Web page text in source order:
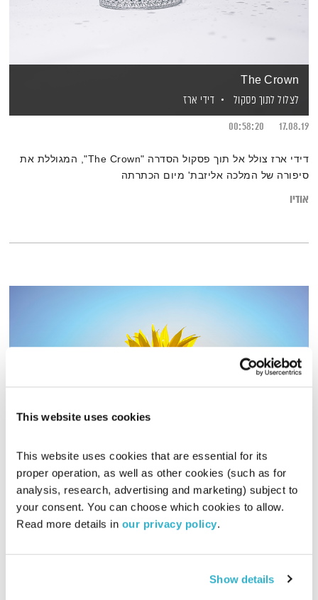
This website uses cookies
This website uses cookies that are essential for its
proper operation, as well as other cookies (such as for
analysis, research, advertising and marketing) subject to
your consent. You can choose which cookies to allow.
Read more details in our privacy policy.
Show details
The Crown
לצלול לתוך פסקול
דידי ארז
17.08.19
00:58:20
דידי ארז צולל אל תוך פסקול הסדרה "The Crown", המגוללת את
סיפורה של המלכה אליזבת' מיום הכתרתה
אודיו
התעוררות
גליה גלעדי
10.02.26
01:29:51
גליה גלעדי מזמינה אתכם להתעורר יחד עם מוזיקה מעולה